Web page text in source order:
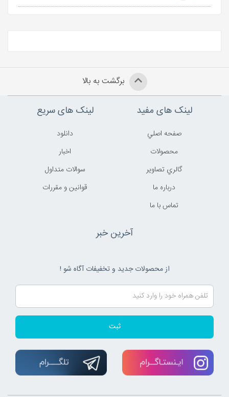
برگشت به بالا
لینک های مفید
صفحه اصلي
محصولات
گالري تصاوير
درباره ما
تماس با ما
لینک های سریع
دانلود
اخبار
سوالات متداول
قوانين و مقررات
آخرین خبر
از محصولات جدید و تخفیفات آگاه شو !
ثبت